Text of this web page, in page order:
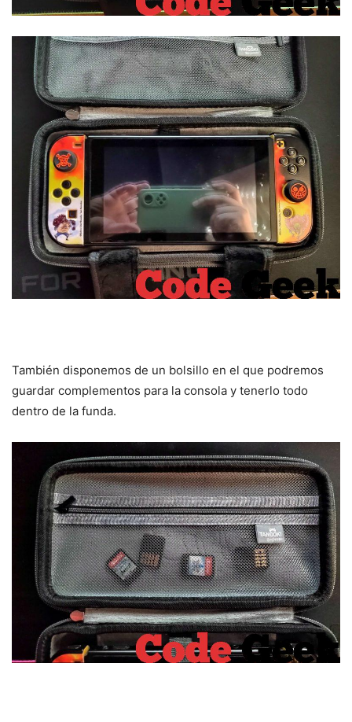
También disponemos de un bolsillo en el que podremos
guardar complementos para la consola y tenerlo todo
dentro de la funda.